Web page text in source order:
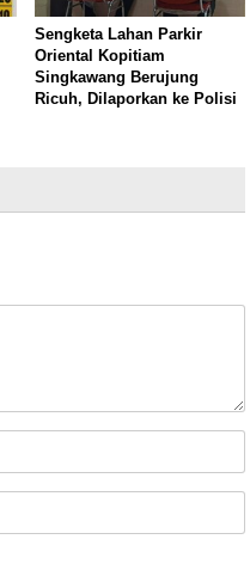
Sengketa Lahan Parkir
Oriental Kopitiam
Singkawang Berujung
Ricuh, Dilaporkan ke Polisi